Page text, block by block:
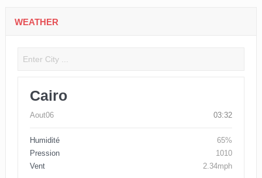
WEATHER
Cairo
Aout06 03:32
Humidité
65%
Pression
1010
Vent
2.34mph